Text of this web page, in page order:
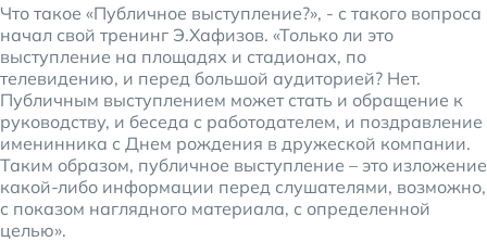
Что такое «Публичное выступление?», - с такого вопроса
начал свой тренинг Э.Хафизов. «Только ли это
выступление на площадях и стадионах, по
телевидению, и перед большой аудиторией? Нет.
Публичным выступлением может стать и обращение к
руководству, и беседа с работодателем, и поздравление
именинника с Днем рождения в дружеской компании.
Таким образом, публичное выступление – это изложение
какой-либо информации перед слушателями, возможно,
с показом наглядного материала, с определенной
целью».